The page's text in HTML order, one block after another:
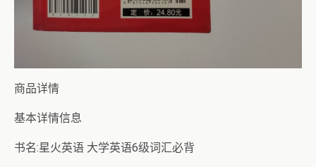
商品详情
基本详情信息
书名:星火英语 大学英语6级词汇必背